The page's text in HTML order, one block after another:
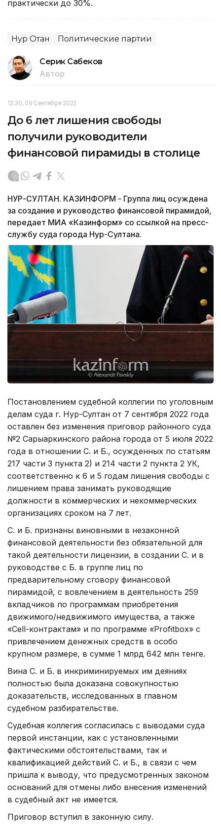
практически до 30%.
Нур Отан Политические партии
Серик Сабеков
Автор
12:30, 09 Сентября 2022
До 6 лет лишения свободы
получили руководители
финансовой пирамиды в столице
НУР-СУЛТАН. КАЗИНФОРМ - Группа лиц осуждена
за создание и руководство финансовой пирамидой,
передает МИА «Казинформ» со ссылкой на пресс-
службу суда города Нур-Султана.
Постановлением судебной коллегии по уголовным
делам суда г. Нур-Султан от 7 сентября 2022 года
оставлен без изменения приговор районного суда
№2 Сарыаркинского района города от 5 июля 2022
года в отношении С. и Б., осужденных по статьям
217 части 3 пункта 2) и 214 части 2 пункта 2 УК,
соответственно к 6 и 5 годам лишения свободы с
лишением права занимать руководящие
должности в коммерческих и некоммерческих
организациях сроком на 7 лет.
С. и Б. признаны виновными в незаконной
финансовой деятельности без обязательной для
такой деятельности лицензии, в создании С. и в
руководстве с Б. в группе лиц по
предварительному сговору финансовой
пирамидой, с вовлечением в деятельность 259
вкладчиков по программам приобретения
движимого/недвижимого имущества, а также
«Cell-контрактам» и по программе «Profitbox» с
привлечением денежных средств в особо
крупном размере, в сумме 1 млрд 642 млн тенге.
Вина С. и Б. в инкриминируемых им деяниях
полностью была доказана совокупностью
доказательств, исследованных в главном
судебном разбирательстве.
Судебная коллегия согласилась с выводами суда
первой инстанции, как с установленными
фактическими обстоятельствами, так и
квалификацией действий С. и Б., в связи с чем
пришла к выводу, что предусмотренных законом
оснований для отмены либо внесения изменений
в судебный акт не имеется.
Приговор вступил в законную силу.